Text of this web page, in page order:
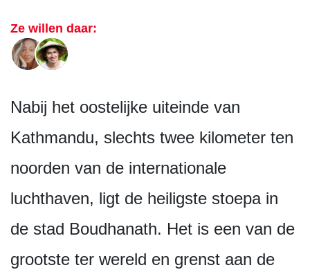
Ze willen daar:
Nabij het oostelijke uiteinde van
Kathmandu, slechts twee kilometer ten
noorden van de internationale
luchthaven, ligt de heiligste stoepa in
de stad Boudhanath. Het is een van de
grootste ter wereld en grenst aan de